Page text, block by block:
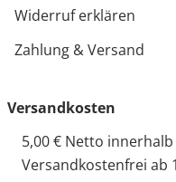
Widerruf erklären
Zahlung & Versand
Versandkosten
5,00 € Netto
Versandkostenfrei ab